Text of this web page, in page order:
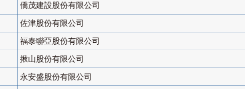
僑茂建設股份有限公司
佐津股份有限公司
福泰聯亞股份有限公司
揪山股份有限公司
永安盛股份有限公司